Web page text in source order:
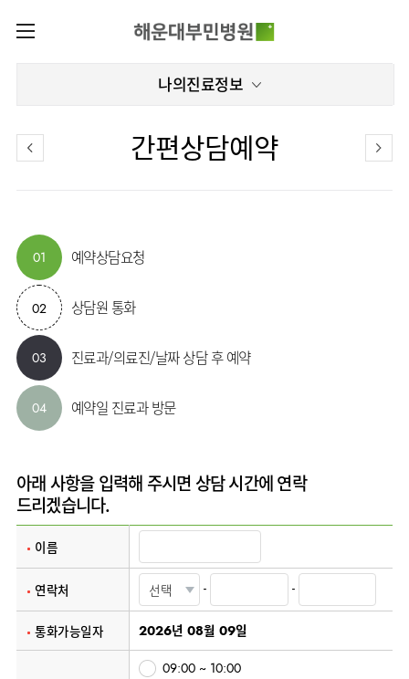
로그인
증명서재발급
전문센터
로봇수술센터
족부·
족관절클리닉
소아골절클리닉
척추내시경센터
척추변형센터
심뇌혈관센터
뇌신경센터
소화기센터
소화기암센터
특수치료내시경센터
간담도췌장이식센터
건강증진센터
스포츠재활센터
진료안내
진료과
진료과 전체보기
정형외과
소아청소년정형외과
신경외과
신경과
소화기내과
내분비내과
신장내과
순환기내과
호흡기내과
혈액종양내과
외과
비뇨의학과
의료진
외래진료
퇴원/
병문안
응급실
진료협력센터
진료상담
콜센터
증명서재발급
비급여진료비
장비안내
층별안내
주차시설
오시는길
병원소개
병원장인사말
비전과
핵심가치
부민스토리
연혁
조직도
임상시험센터
미디어센터
병원소식
언론보도
칭찬합시다
고객의소리
부민병원
40주년
역사관
부민그룹소개
이사장소개
비전과
핵심가치
부민스토리
HSS
글로벌
조직도
의료진
부민그룹소식
사회공헌
건강토크
입찰공고
KOR
CHI
나의진료정보
간편상담예약
01 예약상담요청
02 상담원 통화
03 진료과/의료진/날짜 상담 후 예약
04 예약일 진료과 방문
아래 사항을 입력해 주시면 상담 시간에 연락
드리겠습니다.
이름
연락처 - -
통화가능일자 2026년 08월 09일
09:00 ~ 10:00